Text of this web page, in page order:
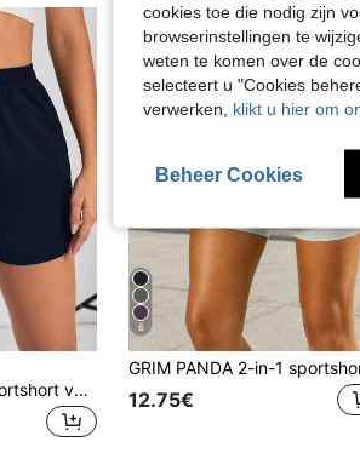
Powerista Casual sportshort voor dames in effen kleur met trekkoord in de taille en zakken
6
12.75€
cookies toe die nodig zijn
browserinstellingen te
weten te komen over de
selecteert u "Cookies
verwerken, klikt u hier om
Beheer Cookies